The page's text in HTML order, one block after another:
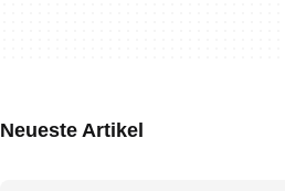
Neueste Artikel